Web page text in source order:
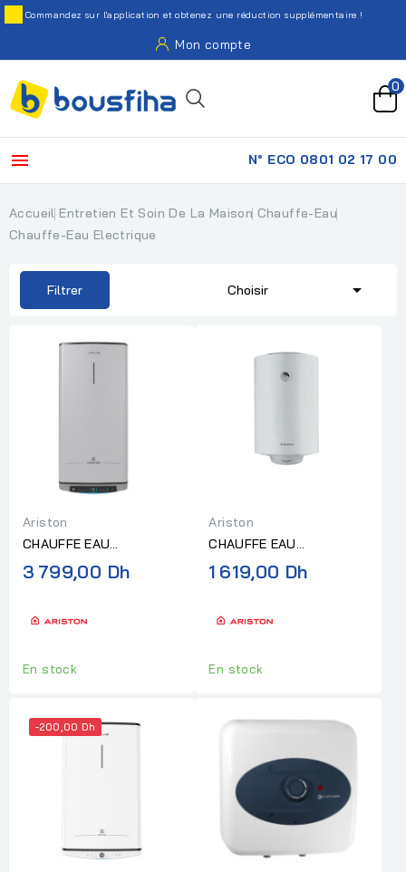
Commandez sur l'application et obtenez une réduction supplémentaire !
Mon compte
0
 N° ECO 0801 02 17 00
Accueil Entretien Et Soin De La Maison Chauffe-Eau
Chauffe-Eau Electrique
Filtrer Choisir 
Ariston
CHAUFFE EAU
ELECTRIQUE ARISTON
VLS EVO WIFI 50 EU NEW
3 799,00 Dh
En stock
Ariston
CHAUFFE EAU
ELECTRIQUE ARISTON
PRO1 R 50L PL
1 619,00 Dh
En stock
-200,00 Dh